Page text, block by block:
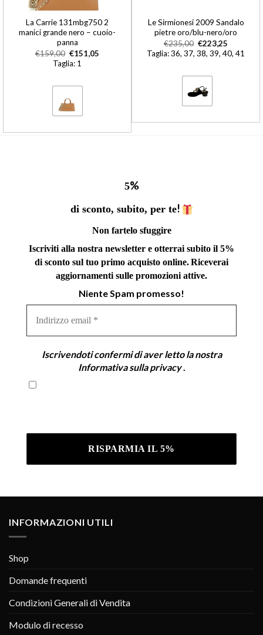
La Carrie 131mbg750 2
manici grande nero – cuoio-
panna
€159,00 €151,05
Taglia: 1
Le Sirmionesi 2009 Sandalo
pietre oro/blu-nero/oro
€235,00 €223,25
Taglia: 36, 37, 38, 39, 40, 41
5%
di sconto, subito, per te!
Non fartelo sfuggire
Iscriviti alla nostra newsletter e otterrai subito il 5%
di sconto sul tuo primo acquisto online.Riceverai
aggiornamenti sulle promozioni attive.
Niente Spam promesso!
email
Iscrivendoti confermi di aver letto la nostra
Informativa sulla privacy.
INFORMAZIONI UTILI
Shop
Domande frequenti
Condizioni Generali di Vendita
Modulo di recesso